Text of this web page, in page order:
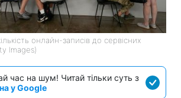
онлайн-записів до сервісних
Images)
час на шум! Читай тільки суть з
у Google